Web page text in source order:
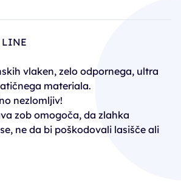
- 18cm
LINE
vlaken, zelo odpornega, ultra
materiala.
nezlomljiv!
zob omogoča, da zlahka
ne da bi poškodovali lasišče ali